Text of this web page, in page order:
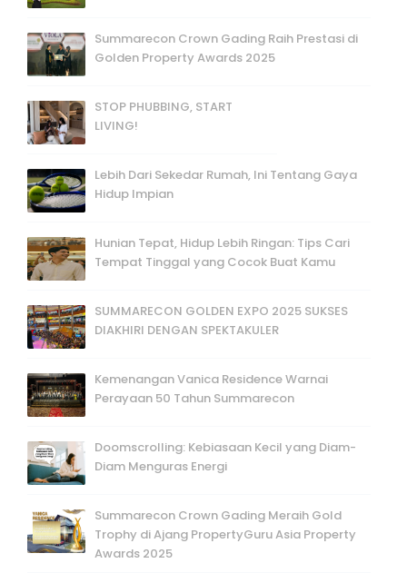
Summarecon Crown Gading Raih Prestasi di
Golden Property Awards 2025
STOP PHUBBING, START
LIVING!
Lebih Dari Sekedar Rumah, Ini Tentang Gaya
Hidup Impian
Hunian Tepat, Hidup Lebih Ringan: Tips Cari
Tempat Tinggal yang Cocok Buat Kamu
SUMMARECON GOLDEN EXPO 2025 SUKSES
DIAKHIRI DENGAN SPEKTAKULER
Kemenangan Vanica Residence Warnai
Perayaan 50 Tahun Summarecon
Doomscrolling: Kebiasaan Kecil yang Diam-
Diam Menguras Energi
Summarecon Crown Gading Meraih Gold
Trophy di Ajang PropertyGuru Asia Property
Awards 2025